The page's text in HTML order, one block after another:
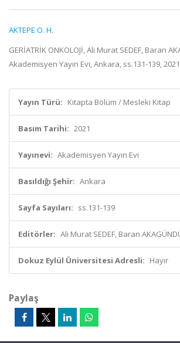
AKTEPE O. H.
GERİATRİK ONKOLOJİ, Ali Murat SEDEF, Baran
Akademisyen Yayın Evi, Ankara, ss.131-139, 2021
Yayın Türü: Kitapta Bölüm / Mesleki Kitap
Basım Tarihi: 2021
Yayınevi: Akademisyen Yayın Evi
Basıldığı Şehir: Ankara
Sayfa Sayıları: ss.131-139
Editörler: Ali Murat SEDEF, Baran
Dokuz Eylül Üniversitesi Adresli: Hayır
Paylaş